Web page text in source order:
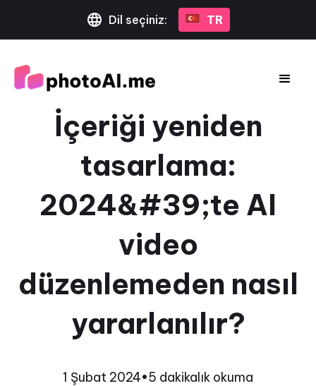
Dil seçiniz: TR
İçeriği yeniden
tasarlama:
2024&#39;te AI
video
düzenlemeden nasıl
yararlanılır?
1 Şubat 2024•5 dakikalık okuma